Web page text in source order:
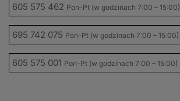
605 575 462 Pon-Pt (w godzinach 7:00 – 15:00)
695 742 075 Pon-Pt (w godzinach 7:00 – 15:00)
605 575 001 Pon-Pt (w godzinach 7:00 – 15:00)